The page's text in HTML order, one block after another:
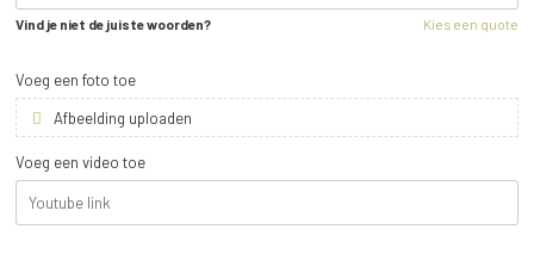
Vind je niet de juiste woorden? Kies een quote
Voeg een foto toe
Afbeelding uploaden
Voeg een video toe